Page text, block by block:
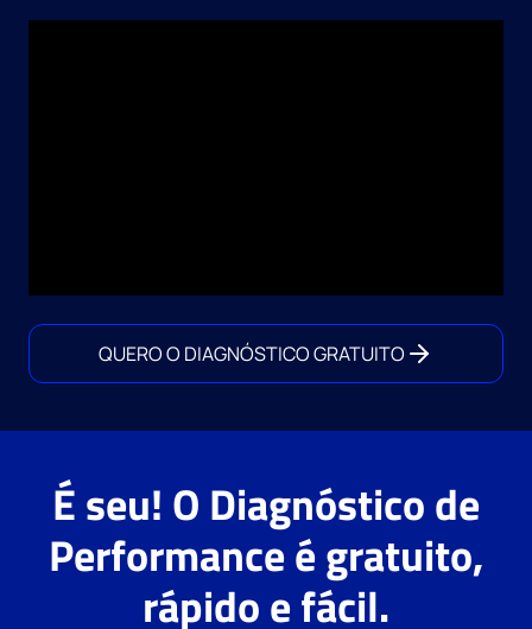
QUERO O DIAGNÓSTICO GRATUITO
É seu! O Diagnóstico de
Performance é gratuito,
rápido e fácil.